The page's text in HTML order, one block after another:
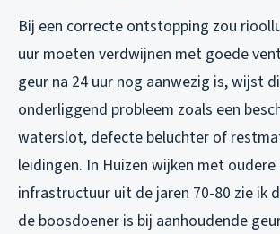
Bij een correcte ontstopping zou
uur moeten verdwijnen met goede
geur na 24 uur nog aanwezig is, wijst
onderliggend probleem zoals een
waterslot, defecte beluchter of
leidingen. In Huizen wijken met oudere
infrastructuur uit de jaren 70-80 zie ik
de boosdoener is bij aanhoudende